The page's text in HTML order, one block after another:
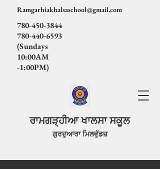
ਰਾਮਗੜ੍ਹੀਆ ਖਾਲਸਾ ਸਕੂਲ
ਗੁਰਦੁਆਰਾ ਮਿਲਵੁੱਡਜ਼
Ramgarhiakhalsaschool@gmail.com
780-450-3844
780-440-6593
(Sundays
10:00AM
-1:00PM)